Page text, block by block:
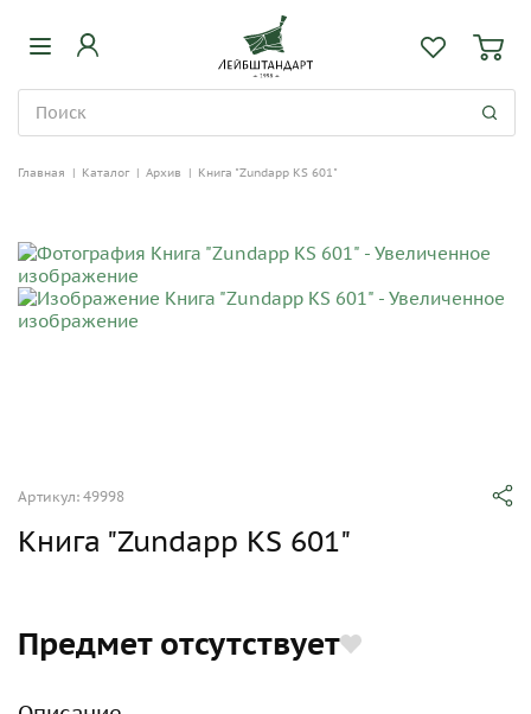
Главная | Каталог | Архив | Книга "Zundapp KS 601"
Артикул: 49998
Книга "Zundapp KS 601"
Предмет отсутствует